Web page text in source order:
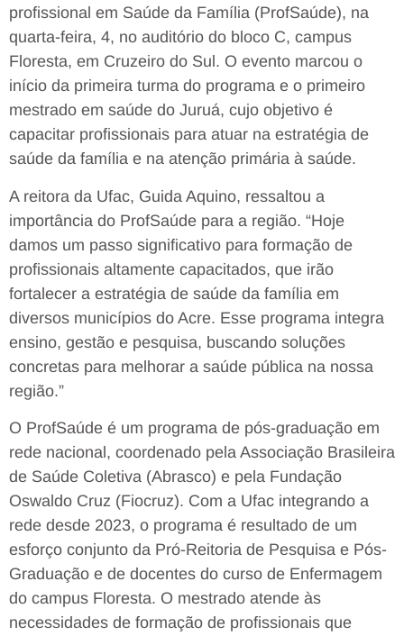
profissional em Saúde da Família (ProfSaúde), na
quarta-feira, 4, no auditório do bloco C, campus
Floresta, em Cruzeiro do Sul. O evento marcou o
início da primeira turma do programa e o primeiro
mestrado em saúde do Juruá, cujo objetivo é
capacitar profissionais para atuar na estratégia de
saúde da família e na atenção primária à saúde.
A reitora da Ufac, Guida Aquino, ressaltou a
importância do ProfSaúde para a região. “Hoje
damos um passo significativo para formação de
profissionais altamente capacitados, que irão
fortalecer a estratégia de saúde da família em
diversos municípios do Acre. Esse programa integra
ensino, gestão e pesquisa, buscando soluções
concretas para melhorar a saúde pública na nossa
região.”
O ProfSaúde é um programa de pós-graduação em
rede nacional, coordenado pela Associação Brasileira
de Saúde Coletiva (Abrasco) e pela Fundação
Oswaldo Cruz (Fiocruz). Com a Ufac integrando a
rede desde 2023, o programa é resultado de um
esforço conjunto da Pró-Reitoria de Pesquisa e Pós-
Graduação e de docentes do curso de Enfermagem
do campus Floresta. O mestrado atende às
necessidades de formação de profissionais que